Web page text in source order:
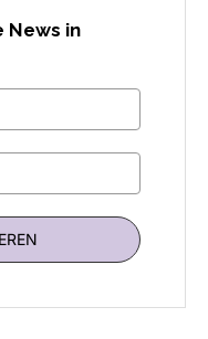
News in